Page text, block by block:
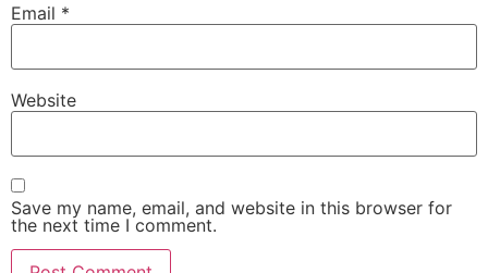
Email *
Website
Save my name, email, and website in this browser for
the next time I comment.